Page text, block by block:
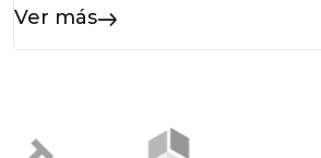
de Cobro con Transferencia (CCT),
impulsada por la Comunicación «A»
prevista para […]...
Ver más